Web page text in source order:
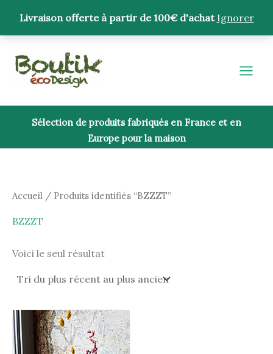
Livraison offerte à partir de 100€ d'achat Ignorer
contenu
Sélection de produits fabriqués en France et en
Europe pour la maison
Accueil / Produits identifiés “BZZZT”
BZZZT
Voici le seul résultat